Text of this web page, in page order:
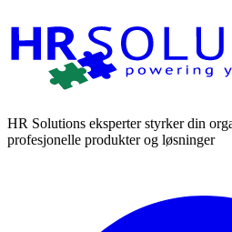
HR Solutions eksperter styrker din
profesjonelle produkter og løsninger